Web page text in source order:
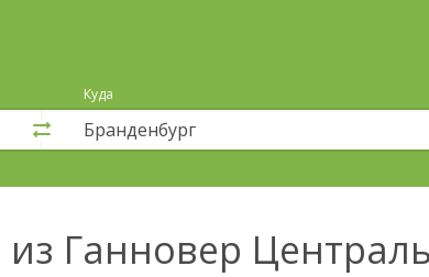
Куда
из Ганновер